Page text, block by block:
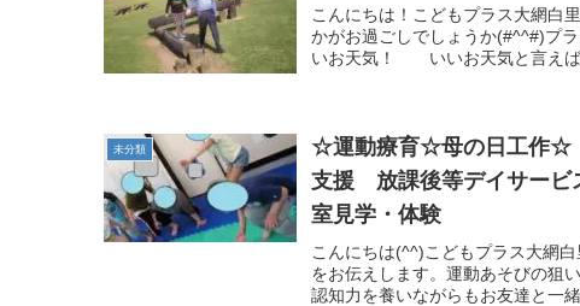
こんにちは！こどもプラス大網白
かがお過ごしでしょうか(#^^#)プ
いお天気！ いいお天気と言
未分類
☆運動療育☆母の日工
支援 放課後等デイサー
室見学・体験
こんにちは(^^)こどもプラス大網
をお伝えします。運動あそびの狙
認知力を養いながらもお友達と一